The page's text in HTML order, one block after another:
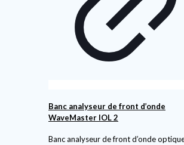
Banc analyseur de front d’onde
WaveMaster IOL 2
Banc analyseur de front d’onde